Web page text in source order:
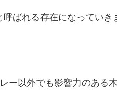
ばれる存在になっていき
ー以外でも影響力のある